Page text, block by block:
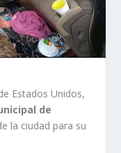
Estados Unidos,
de
la ciudad para su